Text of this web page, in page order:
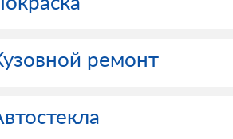
ремонт